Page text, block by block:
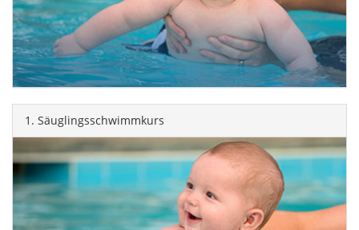
1. Säuglingsschwimmkurs